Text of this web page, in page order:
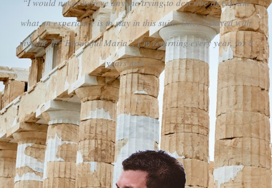
what an experience is to stay in this suite. Once I stayed with
my wife in “Beautuful Maria”, I’m returning every year, for 8
years now … ”